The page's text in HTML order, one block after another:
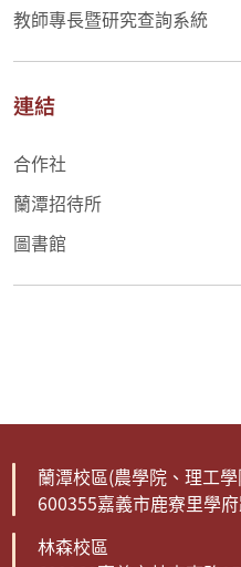
教師專長暨研究查詢系統
連結
合作社
蘭潭招待所
圖書館
蘭潭校區(農學院、理工
600355嘉義市鹿寮里學
林森校區